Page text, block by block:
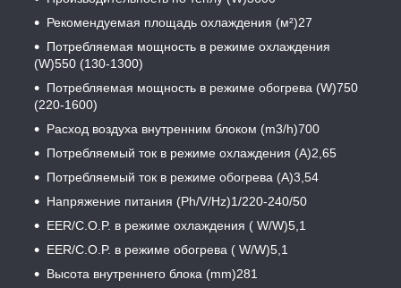
Рекомендуемая площадь охлаждения (м²)27
Потребляемая мощность в режиме охлаждения
(W)550 (130-1300)
Потребляемая мощность в режиме обогрева (W)750
(220-1600)
Расход воздуха внутренним блоком (m3/h)700
Потребляемый ток в режиме охлаждения (A)2,65
Потребляемый ток в режиме обогрева (A)3,54
Напряжение питания (Ph/V/Hz)1/220-240/50
EER/C.O.P. в режиме охлаждения ( W/W)5,1
EER/C.O.P. в режиме обогрева ( W/W)5,1
Высота внутреннего блока (mm)281